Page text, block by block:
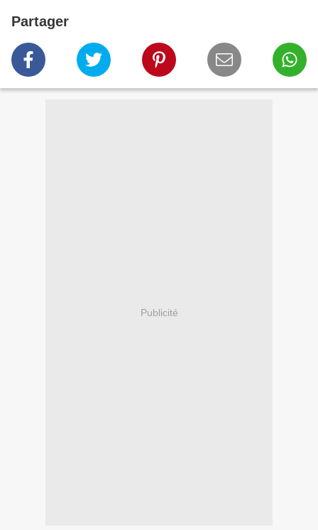
Partager
Publicité